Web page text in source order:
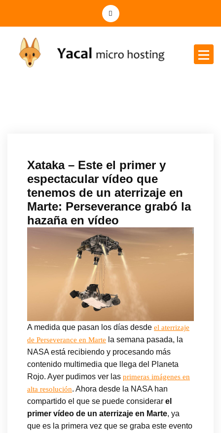
Xataka – Este el primer y
espectacular vídeo que
tenemos de un aterrizaje en
Marte: Perseverance grabó la
hazaña en vídeo
A medida que pasan los días desde el aterrizaje
de Perseverance en Marte la semana pasada, la
NASA está recibiendo y procesando más
contenido multimedia que llega del Planeta
Rojo. Ayer pudimos ver las primeras imágenes en
alta resolución. Ahora desde la NASA han
compartido el que se puede considerar el
primer vídeo de un aterrizaje en Marte, ya
que es la primera vez que se graba este evento